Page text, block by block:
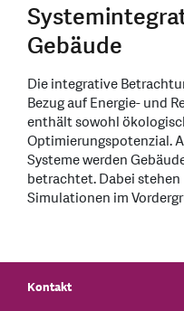
Gebäude
Die integrative
Bezug auf Energie- und
enthält sowohl
Optimierungspotenzial.
Systeme werden
betrachtet. Dabei
Simulationen im
Kontakt